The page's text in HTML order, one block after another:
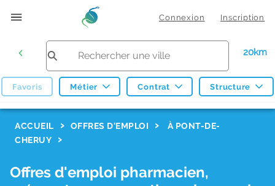
Connexion Inscription
20km
Favoris Métier Contrat Structure
ACCUEIL OFFRES D'EMPLOI
À PONT-DE-
CHERUY
Offres d'emploi pharmacien,